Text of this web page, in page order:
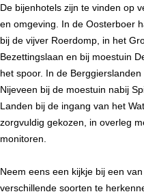
De bijenhotels zijn te vinden op
en omgeving. In de Oosterboer
bij de vijver Roerdomp, in het
Bezettingslaan en bij moestuin
het spoor. In de
Nijeveen bij de moestuin nabij
Landen bij de ingang van het
zorgvuldig gekozen, in overleg
monitoren.
Neem eens een kijkje bij een
verschillende soorten te